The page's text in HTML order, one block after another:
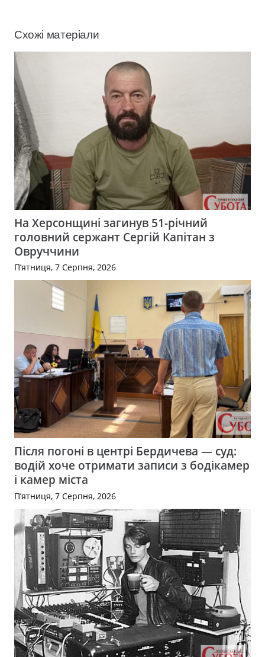
Схожі матеріали
На Херсонщині загинув 51-річний
головний сержант Сергій Капітан з
Овруччини
П’ятниця, 7 Серпня, 2026
Після погоні в центрі Бердичева — суд:
водій хоче отримати записи з бодікамер
і камер міста
П’ятниця, 7 Серпня, 2026